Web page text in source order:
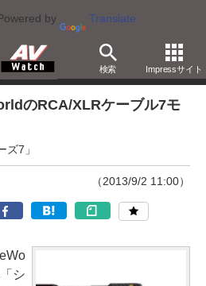
by Translate
検索 Impressサイト
のRCA/XLRケーブル7モ
7」
（2013/9/2 11:00）
シ